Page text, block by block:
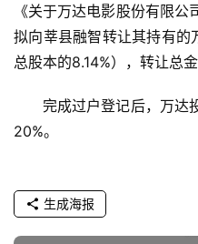
专
题
车
能
源
《关于万达电影股份有限
拟向莘县融智转让其持有的
总股本的8.14%），转让总
完成过户登记后，万达
20%。
生成海报